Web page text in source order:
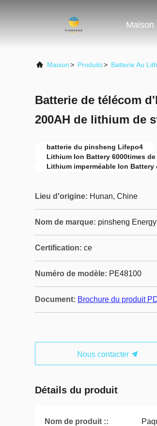
Maison
Maison> Produits> Batterie Au
Batterie de télécom
200AH de lithium de
batterie du pinsheng Lifepo4
Lithium Ion Battery 6000times
Lithium imperméable Ion Battery
Lieu d'origine: Hunan, Chine
Nom de marque: pinsheng Energy
Certification: ce
Numéro de modèle: PE48100
Document: Brochure du produit
Nous contacter
Détails du produit
Nom de produit ::